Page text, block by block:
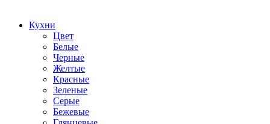
Кухни
Цвет
Белые
Черные
Желтые
Красные
Зеленые
Серые
Бежевые